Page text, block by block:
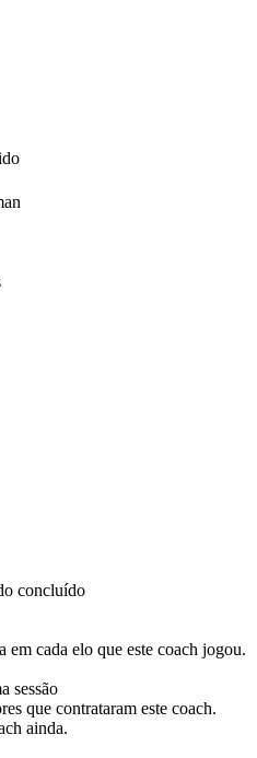
concluído
cada elo que este coach jogou.
sessão
que contrataram este coach.
ainda.